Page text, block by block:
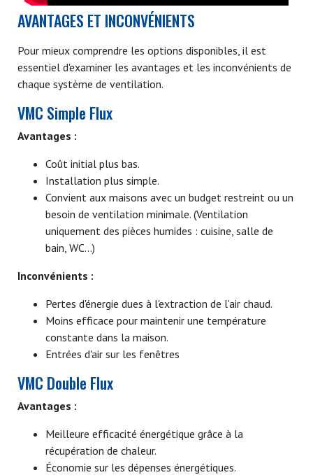
AVANTAGES ET INCONVÉNIENTS
Pour mieux comprendre les options disponibles, il est
essentiel d'examiner les avantages et les inconvénients de
chaque système de ventilation.
VMC Simple Flux
Avantages :
Coût initial plus bas.
Installation plus simple.
Convient aux maisons avec un budget restreint ou un
besoin de ventilation minimale. (Ventilation
uniquement des pièces humides : cuisine, salle de
bain, WC...)
Inconvénients :
Pertes d'énergie dues à l'extraction de l'air chaud.
Moins efficace pour maintenir une température
constante dans la maison.
Entrées d'air sur les fenêtres
VMC Double Flux
Avantages :
Meilleure efficacité énergétique grâce à la
récupération de chaleur.
Économie sur les dépenses énergétiques.